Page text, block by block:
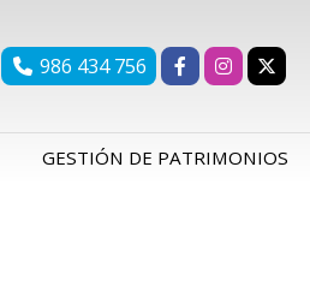
986 434 756
GESTIÓN DE PATRIMONIOS